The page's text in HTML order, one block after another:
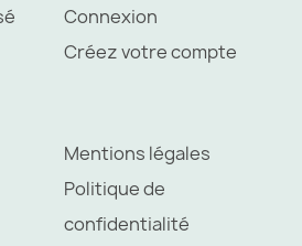
Connexion
Créez votre compte
Mentions légales
Politique de
confidentialité